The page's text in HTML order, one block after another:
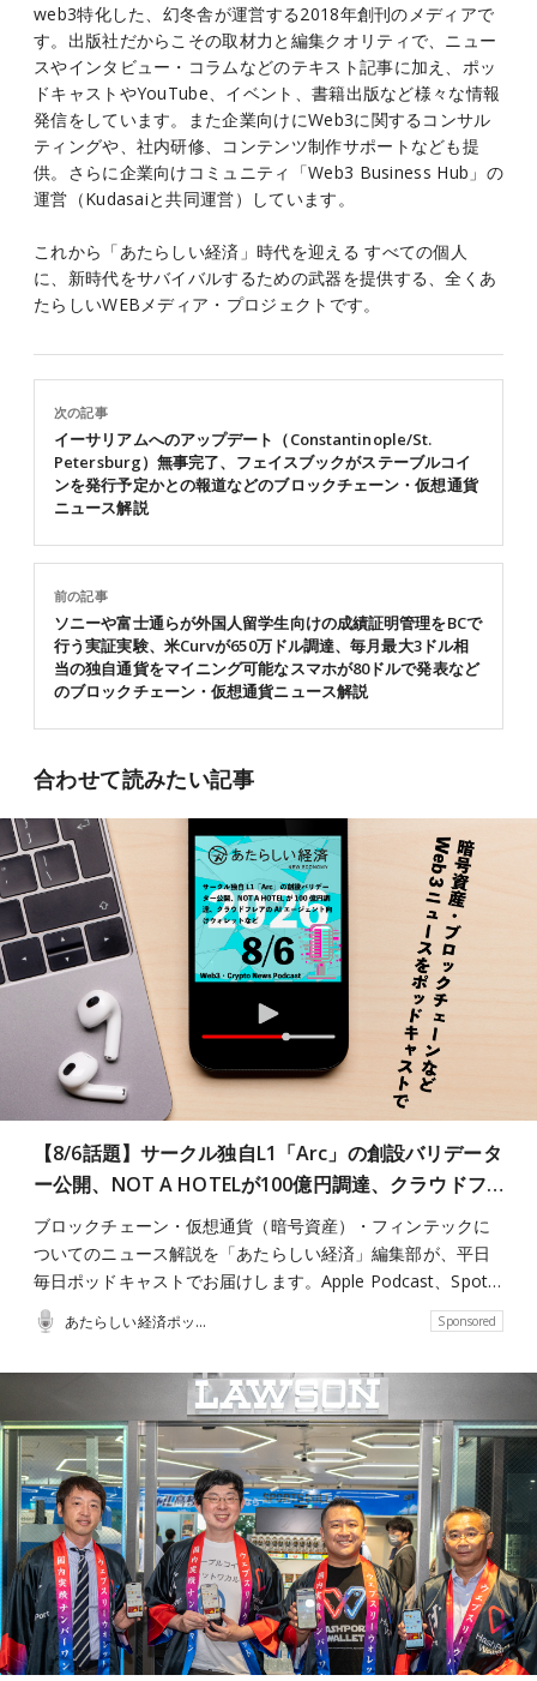
web3特化した、幻冬舎が運営する2018年創刊のメディアで
す。出版社だからこその取材力と編集クオリティで、ニュー
スやインタビュー・コラムなどのテキスト記事に加え、ポッ
ドキャストやYouTube、イベント、書籍出版など様々な情報
発信をしています。また企業向けにWeb3に関するコンサル
ティングや、社内研修、コンテンツ制作サポートなども提
供。さらに企業向けコミュニティ「Web3 Business Hub」の
運営（Kudasaiと共同運営）しています。
これから「あたらしい経済」時代を迎える すべての個人
に、新時代をサバイバルするための武器を提供する、全くあ
たらしいWEBメディア・プロジェクトです。
前の記事
ソニーや富士通らが外国人留学生向けの成績証明管理をBCで
行う実証実験、米Curvが650万ドル調達、毎月最大3ドル相
当の独自通貨をマイニング可能なスマホが80ドルで発表など
のブロックチェーン・仮想通貨ニュース解説
次の記事
イーサリアムへのアップデート（Constantinople/St.
Petersburg）無事完了、フェイスブックがステーブルコイ
ンを発行予定かとの報道などのブロックチェーン・仮想通貨
ニュース解説
合わせて読みたい記事
【8/6話題】サークル独自L1「Arc」の創設バリデータ
ー公開、NOT A HOTELが100億円調達、クラウドフ…
ブロックチェーン・仮想通貨（暗号資産）・フィンテックに
ついてのニュース解説を「あたらしい経済」編集部が、平日
毎日ポッドキャストでお届けします。Apple Podcast、Spot…
あたらしい経済ポッドキャスト Sponsored